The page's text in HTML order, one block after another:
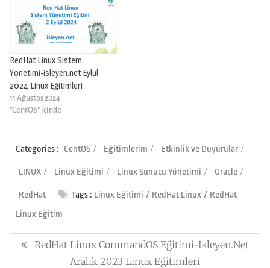
RedHat Linux Sistem
Yönetimi-isleyen.net Eylül
2024 Linux Eğitimleri
11 Ağustos 2024
"CentOS" içinde
Categories : CentOS Eğitimlerim Etkinlik ve Duyurular
LINUX Linux Eğitimi Linux Sunucu Yönetimi Oracle
RedHat Tags : Linux Eğitimi RedHat Linux
RedHat
Linux Eğitim
gezinmesi
Previous
RedHat Linux CommandOS Eğitimi-Isleyen.net
Aralık 2023 Linux Eğitimleri